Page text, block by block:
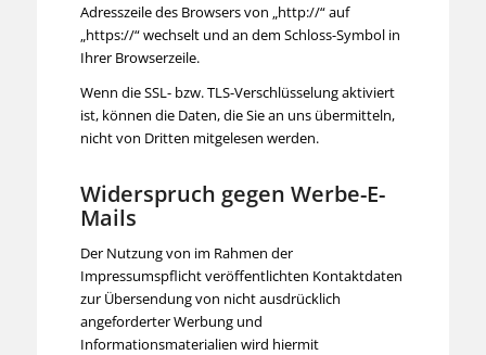
Adresszeile des Browsers von „http://“ auf
„https://“ wechselt und an dem Schloss-Symbol in
Ihrer Browserzeile.
Wenn die SSL- bzw. TLS-Verschlüsselung aktiviert
ist, können die Daten, die Sie an uns übermitteln,
nicht von Dritten mitgelesen werden.
Widerspruch gegen Werbe-E-
Mails
Der Nutzung von im Rahmen der
Impressumspflicht veröffentlichten Kontaktdaten
zur Übersendung von nicht ausdrücklich
angeforderter Werbung und
Informationsmaterialien wird hiermit